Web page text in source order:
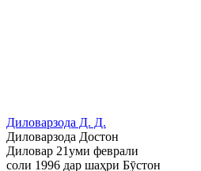
Диловарзода Д. Д.
Диловарзода Достон
Диловар 21уми феврали
соли 1996 дар шаҳри Бӯстон